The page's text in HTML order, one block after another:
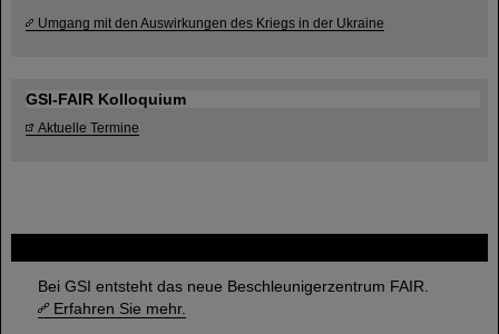
Bei GSI entsteht das neue Beschleunigerzentrum FAIR.
Erfahren Sie mehr.
Umgang mit den Auswirkungen des Kriegs in der Ukraine
GSI-FAIR Kolloquium
Aktuelle Termine